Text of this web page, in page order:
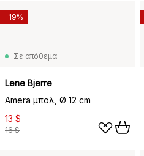
Σε απόθεμα
Lene Bjerre
Amera μπολ, Ø 12 cm
13 $
16 $
-19%